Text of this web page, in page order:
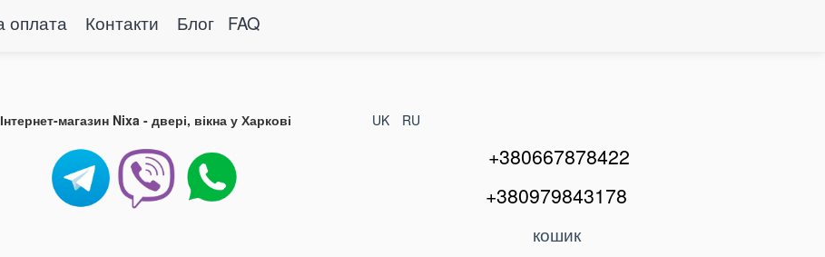
оплата Контакти Блог FAQ
Інтернет-магазин Nixa - двері, вікна у Харкові UK RU
+380667878422
+380979843178
кошик